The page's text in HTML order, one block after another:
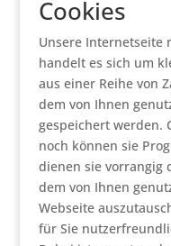
Cookies
Unsere Internetseite
handelt es sich um
aus einer Reihe von
dem von Ihnen
gespeichert werden.
noch können sie
dienen sie vorrangig
dem von Ihnen
Webseite
für Sie